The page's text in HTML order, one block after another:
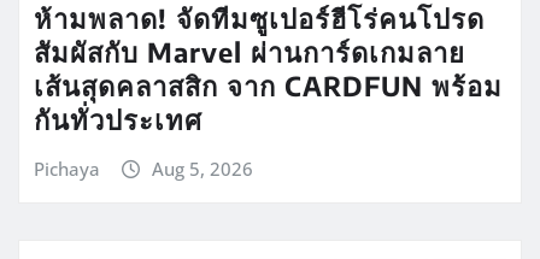
ห้ามพลาด! จัดทีมซูเปอร์ฮีโร่คนโปรด
สัมผัสกับ Marvel ผ่านการ์ดเกมลาย
เส้นสุดคลาสสิก จาก CARDFUN พร้อม
กันทั่วประเทศ
Pichaya Aug 5, 2026